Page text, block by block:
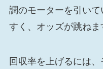
調のモーターを引い
すく、オッズが跳ねま
回収率を上げるには